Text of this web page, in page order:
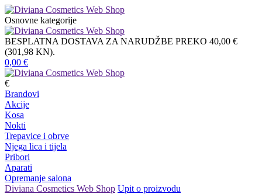
Osnovne kategorije
BESPLATNA DOSTAVA ZA NARUDŽBE PREKO 40,00 €
(301,98 KN).
0,00 €
€
Brandovi
Akcije
Kosa
Nokti
Trepavice i obrve
Njega lica i tijela
Pribori
Aparati
Opremanje salona
Diviana Cosmetics Web Shop Upit o proizvodu